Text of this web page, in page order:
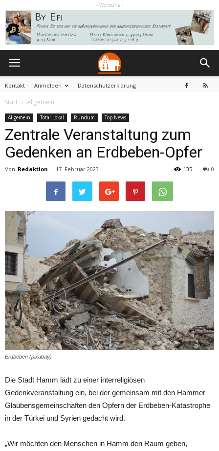
Kontakt Anmelden Datenschutzerklärung
- Werbung -
Start Allgemein
Allgemein Total Lokal Rundum Top News
Zentrale Veranstaltung zum
Gedenken an Erdbeben-Opfer
Von Redaktion - 17. Februar 2023 0
135
Erdbeben (pixabay)
Die Stadt Hamm lädt zu einer interreligiösen
Gedenkveranstaltung ein, bei der gemeinsam mit den Hammer
Glaubensgemeinschaften den Opfern der Erdbeben-Katastrophe
in der Türkei und Syrien gedacht wird.
„Wir möchten den Menschen in Hamm den Raum geben,